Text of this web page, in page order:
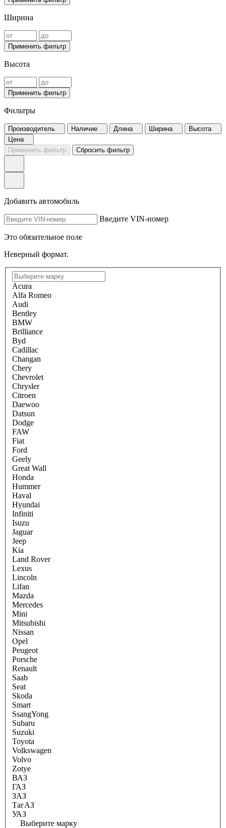
Ширина
Применить фильтр
Высота
Применить фильтр
Фильтры
Производитель Наличие Длина Ширина
Высота
Цена
Применить фильтр
Сбросить фильтр
Добавить автомобиль
Введите VIN-номер
Это обязательное поле
Неверный формат.
Acura
Alfa Romeo
Audi
Bentley
BMW
Brilliance
Byd
Cadillac
Changan
Chery
Chevrolet
Chrysler
Citroen
Daewoo
Datsun
Dodge
FAW
Fiat
Ford
Geely
Great Wall
Honda
Hummer
Haval
Hyundai
Infiniti
Isuzu
Jaguar
Jeep
Kia
Land Rover
Lexus
Lincoln
Lifan
Mazda
Mercedes
Mini
Mitsubishi
Nissan
Opel
Peugeot
Porsche
Renault
Saab
Seat
Skoda
Smart
SsangYong
Subaru
Suzuki
Toyota
Volkswagen
Volvo
Zotye
ВАЗ
ГАЗ
ЗАЗ
ТагАЗ
УАЗ
Выберите марку